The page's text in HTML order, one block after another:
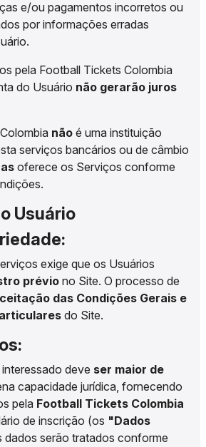
e/ou pagamentos incorretos ou
por informações erradas
pela Football Tickets Colombia
do Usuário não gerarão juros
não é uma instituição
serviços bancários ou de câmbio
oferece os Serviços conforme
Usuário
exige que os Usuários
préviono Site. O processo de
das Condições Gerais e
do Site.
deve ser maior de
capacidade jurídica, fornecendo
pela Football Tickets Colombia
de inscrição (os "Dados
dados serão tratados conforme